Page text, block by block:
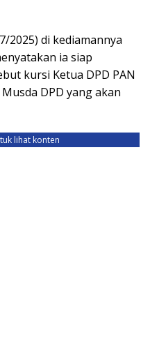
2025) di kediamannya
ia siap
kursi Ketua DPD PAN
DPD yang akan
lihat konten